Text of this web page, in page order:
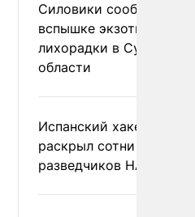
Силовики сообщили о
вспышке экзотической
лихорадки в Сумской
области
Испанский хакер Хиль
раскрыл сотни
разведчиков НАТО и